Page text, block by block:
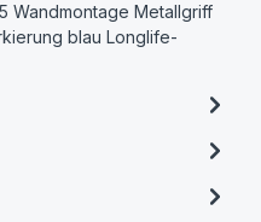
Wandmontage Metallgriff
blau Longlife-